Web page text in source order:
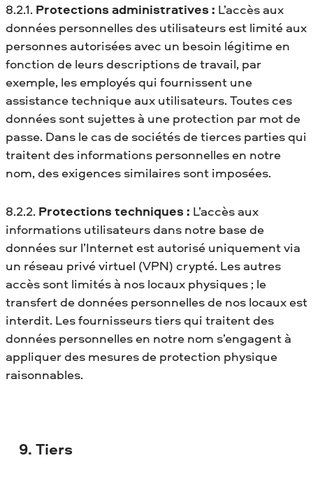
8.2.1. Protections administratives : L’accès aux
données personnelles des utilisateurs est limité aux
personnes autorisées avec un besoin légitime en
fonction de leurs descriptions de travail, par
exemple, les employés qui fournissent une
assistance technique aux utilisateurs. Toutes ces
données sont sujettes à une protection par mot de
passe. Dans le cas de sociétés de tierces parties qui
traitent des informations personnelles en notre
nom, des exigences similaires sont imposées.
8.2.2. Protections techniques : L’accès aux
informations utilisateurs dans notre base de
données sur l’Internet est autorisé uniquement via
un réseau privé virtuel (VPN) crypté. Les autres
accès sont limités à nos locaux physiques ; le
transfert de données personnelles de nos locaux est
interdit. Les fournisseurs tiers qui traitent des
données personnelles en notre nom s’engagent à
appliquer des mesures de protection physique
raisonnables.
9. Tiers